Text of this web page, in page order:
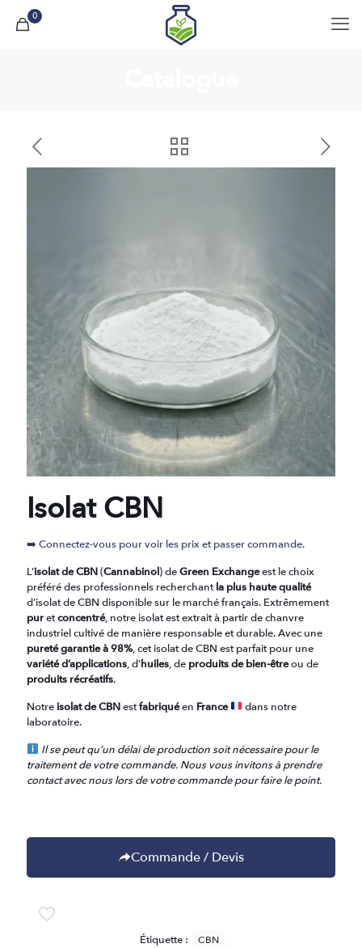
0
Isolat CBN
➡️ Connectez-vous pour voir les prix et passer commande.
L’isolat de CBN(Cannabinol) deGreen Exchangeest le choix
préféré des professionnels recherchant la plus haute qualité
d’isolat de CBN disponible sur le marché français. Extrêmement
puretconcentré, notre isolat est extrait à partir de chanvre
industriel cultivé de manière responsable et durable. Avec une
puretégarantie à 98%, cet isolat de CBN est parfait pour une
variété d’applications, d’huiles, de produits de bien-êtreou de
produits récréatifs.
Notre isolat de CBNestfabriquéen France
dans notre
laboratoire.
Il se peut qu’un délai de production soit nécessaire pour le
traitement de votre commande. Nous vous invitons à prendre
contact avec nous lors de votre commande pour faire le point.
Commande / Devis
Étiquette : CBN